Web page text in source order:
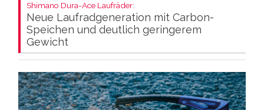
Shimano Dura-Ace Laufräder:
Neue Laufradgeneration mit Carbon-
Speichen und deutlich geringerem
Gewicht